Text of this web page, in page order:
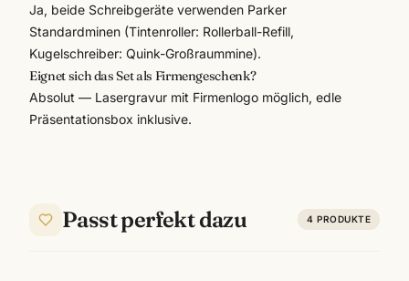
Ja, beide Schreibgeräte verwenden Parker
Standardminen (Tintenroller: Rollerball-Refill,
Kugelschreiber: Quink-Großraummine).
Eignet sich das Set als Firmengeschenk?
Absolut — Lasergravur mit Firmenlogo möglich, edle
Präsentationsbox inklusive.
Passt perfekt dazu 4 PRODUKTE